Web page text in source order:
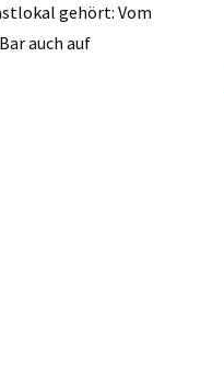
gehört: Vom
auch auf